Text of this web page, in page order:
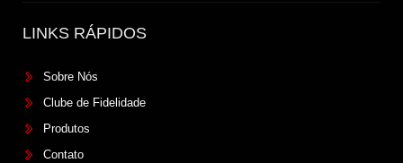
LINKS RÁPIDOS
Sobre Nós
Clube de Fidelidade
Produtos
Contato